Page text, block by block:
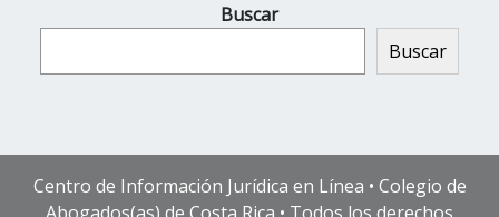
Buscar
Buscar
Centro de Información Jurídica en Línea • Colegio de